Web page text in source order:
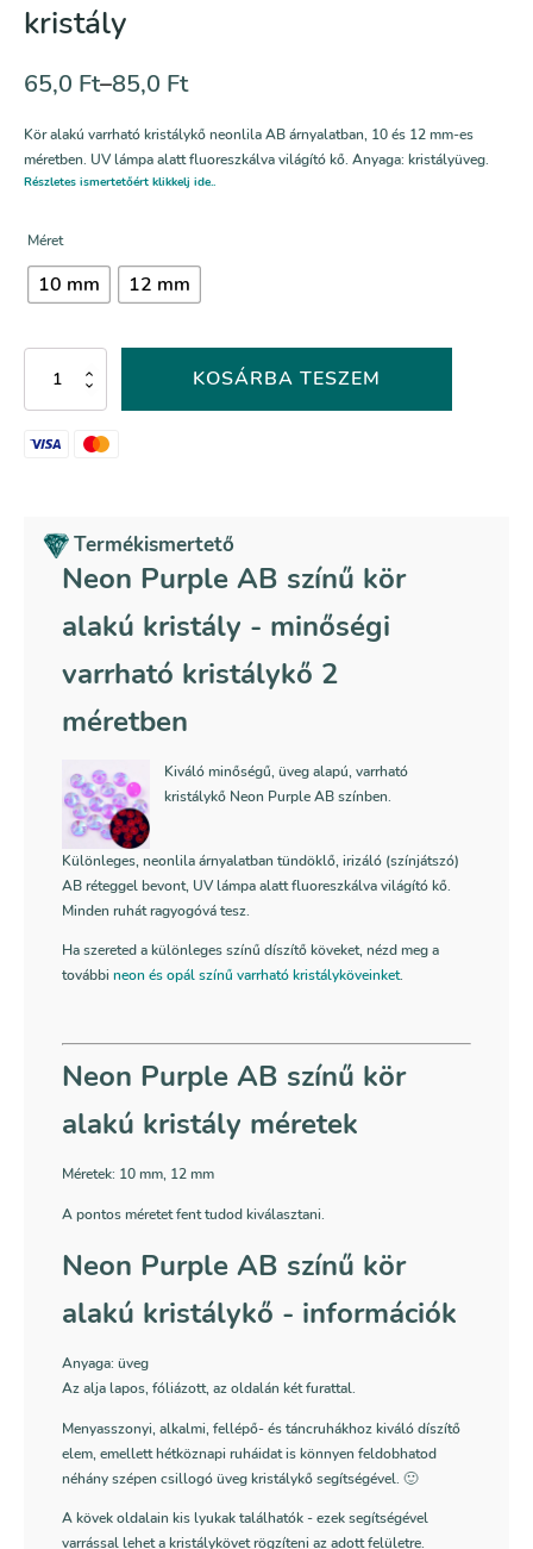
kristály
65,0 Ft–85,0 Ft
Kör alakú varrható kristálykő neonlila AB árnyalatban, 10 és 12 mm-es
méretben. UV lámpa alatt fluoreszkálva világító kő. Anyaga: kristályüveg.
Részletes ismertetőért klikkelj ide..
Méret
10 mm 12 mm
Neon
Purple
AB
színű
KOSÁRBA TESZEM
Termékismertető
Neon Purple AB színű kör
alakú kristály - minőségi
varrható kristálykő 2
méretben
Kiváló minőségű, üveg alapú, varrható
kristálykő Neon Purple AB színben.
Különleges, neonlila árnyalatban tündöklő, irizáló (színjátszó)
AB réteggel bevont, UV lámpa alatt fluoreszkálva világító kő.
Minden ruhát ragyogóvá tesz.
Ha szereted a különleges színű díszítő köveket, nézd meg a
további neon és opál színű varrható kristályköveinket.
Neon Purple AB színű kör
alakú kristály méretek
Méretek: 10 mm, 12 mm
A pontos méretet fent tudod kiválasztani.
Neon Purple AB színű kör
alakú kristálykő - információk
Anyaga: üveg
Az alja lapos, fóliázott, az oldalán két furattal.
Menyasszonyi, alkalmi, fellépő- és táncruhákhoz kiváló díszítő
elem, emellett hétköznapi ruháidat is könnyen feldobhatod
néhány szépen csillogó üveg kristálykő segítségével. 🙂
A kövek oldalain kis lyukak találhatók - ezek segítségével
varrással lehet a kristálykövet rögzíteni az adott felületre.